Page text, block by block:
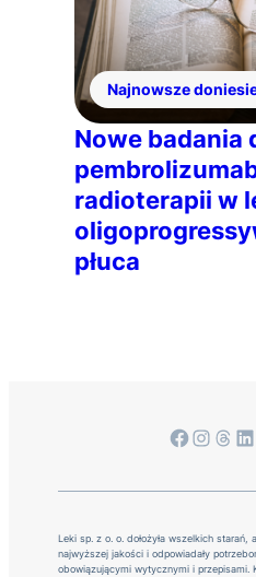
Najnowsze
Nowe badania
radioterapii w
płuca
Facebook InstagramThreads LinkedIn
Leki sp. z o. o. dołożyła wszelkich starań,
najwyższej jakości i odpowiadały
obowiązującymi wytycznymi i przepisami.